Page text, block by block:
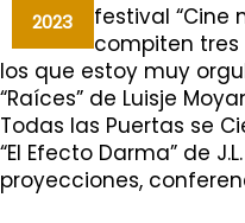
2023
festival “Cine
compiten
los que estoy muy
“Raíces” de Luisje
Todas las Puertas se
“El Efecto Darma” de
proyecciones,